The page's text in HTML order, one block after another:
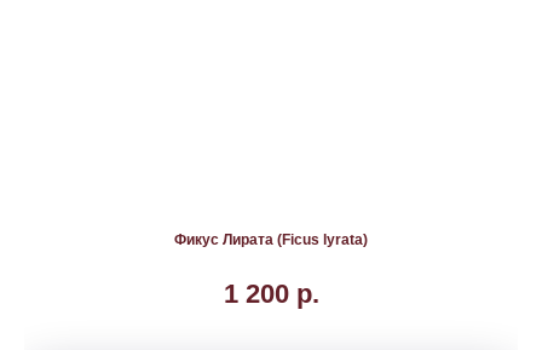
Фикус Лирата (Ficus lyrata)
1 200 р.